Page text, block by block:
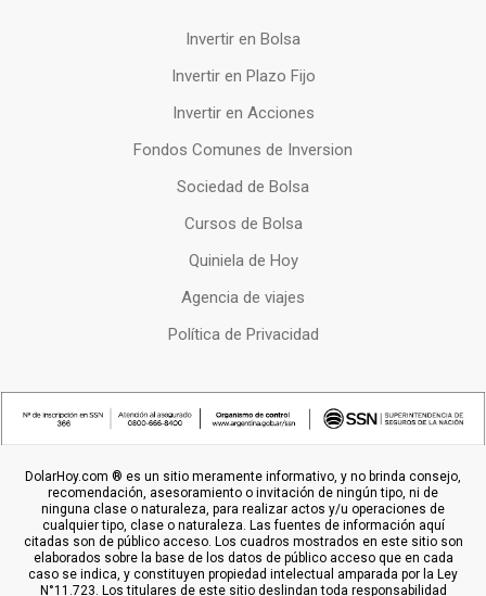
Invertir en Bolsa
Invertir en Plazo Fijo
Invertir en Acciones
Fondos Comunes de Inversion
Sociedad de Bolsa
Cursos de Bolsa
Quiniela de Hoy
Agencia de viajes
Política de Privacidad
DolarHoy.com ® es un sitio meramente informativo, y no brinda consejo,
recomendación, asesoramiento o invitación de ningún tipo, ni de
ninguna clase o naturaleza, para realizar actos y/u operaciones de
cualquier tipo, clase o naturaleza. Las fuentes de información aquí
citadas son de público acceso. Los cuadros mostrados en este sitio son
elaborados sobre la base de los datos de público acceso que en cada
caso se indica, y constituyen propiedad intelectual amparada por la Ley
N°11.723. Los titulares de este sitio deslindan toda responsabilidad